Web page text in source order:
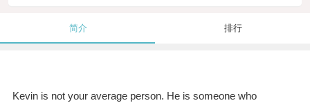
简介 排行
Kevin is not your average person. He is someone who